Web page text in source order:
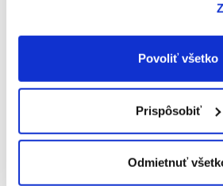
Povoliť všetko
Prispôsobiť
Odmietnuť